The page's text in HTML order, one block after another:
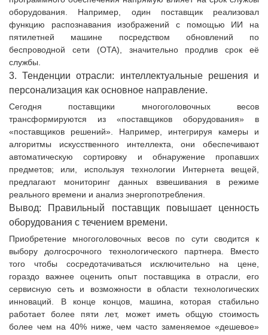
оборудования. Например, один поставщик реализовал
функцию распознавания изображений с помощью ИИ на
пятилетней машине посредством обновлений по
беспроводной сети (OTA), значительно продлив срок её
службы.
3. Тенденции отрасли: интеллектуальные решения и
персонализация как основное направление.
Сегодня поставщики многоголовочных весов
трансформируются из «поставщиков оборудования» в
«поставщиков решений». Например, интегрируя камеры и
алгоритмы искусственного интеллекта, они обеспечивают
автоматическую сортировку и обнаружение пропавших
предметов; или, используя технологии Интернета вещей,
предлагают мониторинг данных взвешивания в режиме
реального времени и анализ энергопотребления.
Вывод: Правильный поставщик повышает ценность
оборудования с течением времени.
Приобретение многоголовочных весов по сути сводится к
выбору долгосрочного технологического партнера. Вместо
того чтобы сосредотачиваться исключительно на цене,
гораздо важнее оценить опыт поставщика в отрасли, его
сервисную сеть и возможности в области технологических
инноваций. В конце концов, машина, которая стабильно
работает более пяти лет, может иметь общую стоимость
более чем на 40% ниже, чем часто заменяемое «дешевое»